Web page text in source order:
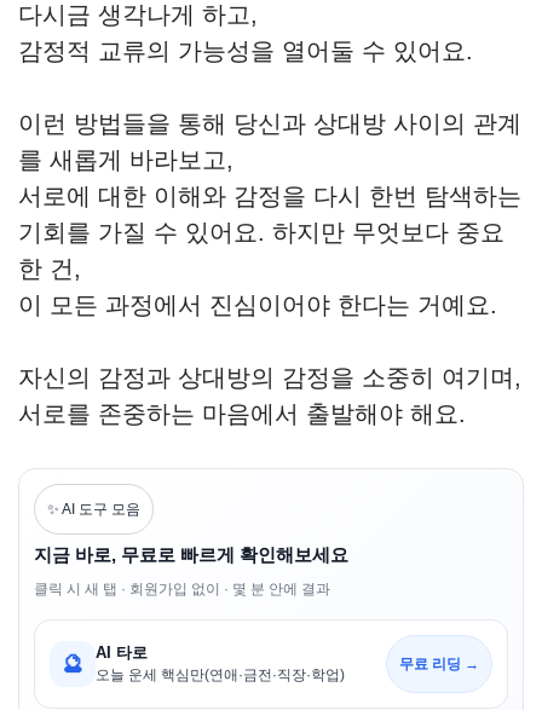
다시금 생각나게 하고,
감정적 교류의 가능성을 열어둘 수 있어요.
이런 방법들을 통해 당신과 상대방 사이의 관계
를 새롭게 바라보고,
서로에 대한 이해와 감정을 다시 한번 탐색하는
기회를 가질 수 있어요. 하지만 무엇보다 중요
한 건,
이 모든 과정에서 진심이어야 한다는 거예요.
자신의 감정과 상대방의 감정을 소중히 여기며,
서로를 존중하는 마음에서 출발해야 해요.
✨ AI 도구 모음
지금 바로, 무료로 빠르게 확인해보세요
클릭 시 새 탭 · 회원가입 없이 · 몇 분 안에 결과
🔮 AI 타로
오늘 운세 핵심만(연애·금전·직장·학업)
무료 리딩 →